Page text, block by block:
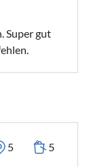
Super gut
5 5